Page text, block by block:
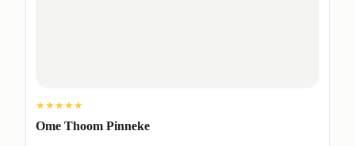
★★★★★
Ome Thoom Pinneke